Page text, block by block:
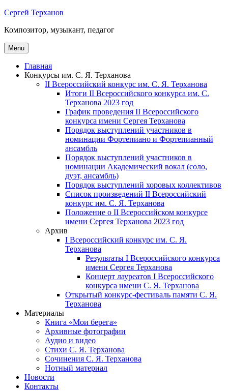
Skip
content
Сергей Терханов
Композитор, музыкант, педагог
Menu
Главная
Конкурсы им. С. Я. Терханова
II Всероссийский конкурс им. С. Я. Терханова
Итоги II Всероссийского конкурса им. С.
Терханова 2023 год
График проведения II Всероссийского
конкурса имени Сергея Терханова
Порядок выступлений участников в
номинации Фортепиано и Фортепианный
ансамбль
Порядок выступлений участников в
номинации Академический вокал (соло,
дуэт, ансамбль)
Порядок выступлений хоровых коллективов
Список произведений II Всероссийский
конкурс им. С. Я. Терханова
Положение о II Всероссийском конкурсе
имени Сергея Терханова 2023 год
Архив
I Всероссийский конкурс им. С. Я.
Терханова
Результаты I Всероссийского конкурса
имени Сергея Терханова
Концерт лауреатов I Всероссийского
конкурса имени С. Я. Терханова
Открытый конкурс-фестиваль памяти С. Я.
Терханова
Материалы
Книга «Мои берега»
Архивные фотографии
Аудио и видео
Стихи С. Я. Терханова
Сочинения С. Я. Терханова
Нотный материал
Новости
Контакты